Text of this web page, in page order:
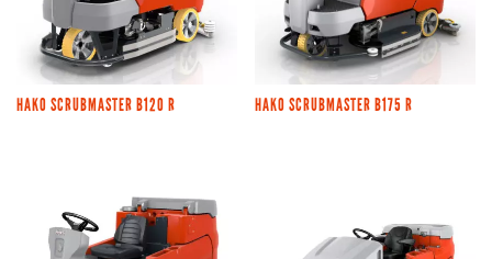
HAKO SCRUBMASTER B120 R HAKO SCRUBMASTER B175 R